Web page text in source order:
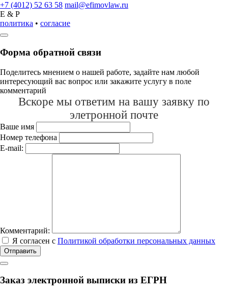
+7 (4012) 52 63 58 mail@efimovlaw.ru
E & P
политика • согласие
Форма обратной связи
Поделитесь мнением о нашей работе, задайте нам любой
интересующий вас вопрос или закажите услугу в поле
комментарий
Вскоре мы ответим на вашу заявку по
элетронной почте
Ваше имя
Номер телефона
E-mail:
Комментарий:
Я согласен с Политикой обработки персональных данных
Отправить
Заказ электронной выписки из ЕГРН